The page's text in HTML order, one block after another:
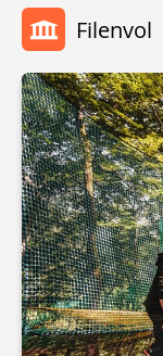
Filenvol